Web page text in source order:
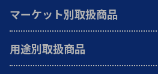
マーケット別取扱商品
用途別取扱商品